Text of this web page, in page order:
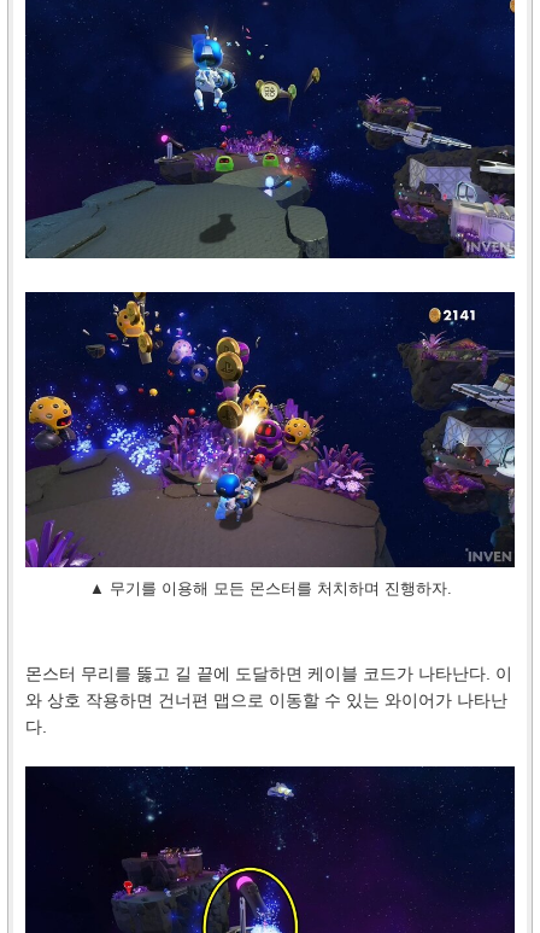
▲ 무기를 이용해 모든 몬스터를 처치하며 진행하자.
몬스터 무리를 뚫고 길 끝에 도달하면 케이블 코드가 나타난다. 이
와 상호 작용하면 건너편 맵으로 이동할 수 있는 와이어가 나타난
다.